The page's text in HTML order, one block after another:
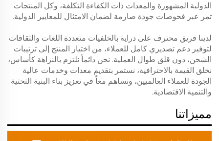
الدولية المشهورة والمعدات ذات الكفاءة التكلفة، وكل المنتجات
تمر عبر فحوصات جودة صارمة لضمان الامتثال للمعايير الدولية.
لدينا فريق محترف على دراية بالخلفيات متعددة اللغات والثقافات
لتوفير دعم تصديري كامل للعملاء، من اختيار المنتج إلى ترتيبات
الشحن، دون قلق طوال العملية. نحن دائماً نلتزم بالنزاهة كأساس،
نخلق القيمة بالاحترافية، نستمر بتقديم معدات وخدمات عالية
الجودة للعملاء العالميين، ونساهم معاً في تعزيز بناء البنية التحتية
والتنمية الاقتصادية.
مميزاتنا